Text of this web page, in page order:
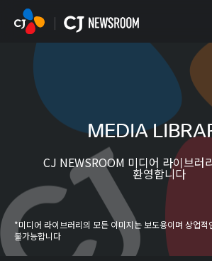
본문 바로가기
MEDIA
CJ NEWSROOM 미디어 라이브러
환영합니다
*미디어 라이브러리의 모든 이미지는 보도용이며 상업적
불가능합니다